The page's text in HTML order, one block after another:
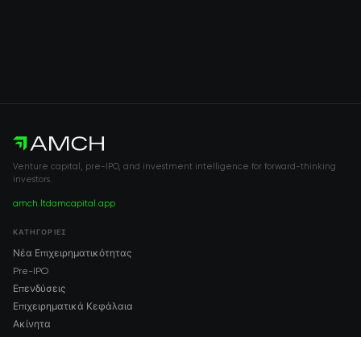
Venture capital, pre-IPO, and investment intelligence for forward-thinking
investors.
amch.ltdamcapital.app
ΚΑΤΗΓΟΡΊΕΣ
Νέα Επιχειρηματικότητας
Pre-IPO
Επενδύσεις
Επιχειρηματικά Κεφάλαια
Ακίνητα